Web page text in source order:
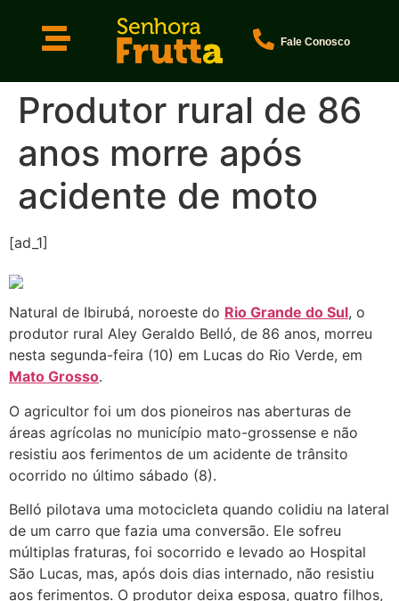
Fale Conosco
Produtor rural de 86
anos morre após
acidente de moto
[ad_1]
Natural de Ibirubá, noroeste do Rio Grande do Sul, o
produtor rural Aley Geraldo Belló, de 86 anos, morreu
nesta segunda-feira (10) em Lucas do Rio Verde, em
Mato Grosso.
O agricultor foi um dos pioneiros nas aberturas de
áreas agrícolas no município mato-grossense e não
resistiu aos ferimentos de um acidente de trânsito
ocorrido no último sábado (8).
Belló pilotava uma motocicleta quando colidiu na lateral
de um carro que fazia uma conversão. Ele sofreu
múltiplas fraturas, foi socorrido e levado ao Hospital
São Lucas, mas, após dois dias internado, não resistiu
aos ferimentos. O produtor deixa esposa, quatro filhos,